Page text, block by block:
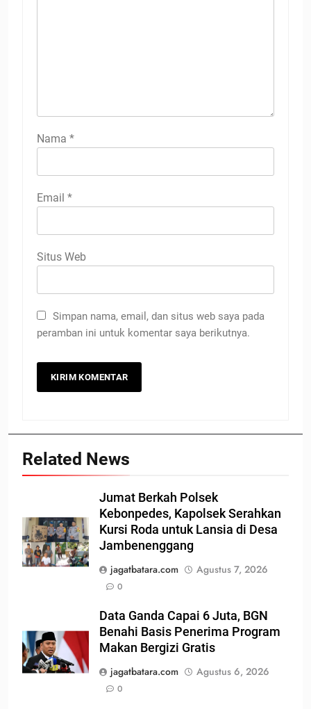
Nama *
Email *
Situs Web
Simpan nama, email, dan situs web saya pada
peramban ini untuk komentar saya berikutnya.
Related News
Jumat Berkah Polsek
Kebonpedes, Kapolsek Serahkan
Kursi Roda untuk Lansia di Desa
Jambenenggang
jagatbatara.com
Agustus 7, 2026
0
Data Ganda Capai 6 Juta, BGN
Benahi Basis Penerima Program
Makan Bergizi Gratis
jagatbatara.com
Agustus 6, 2026
0